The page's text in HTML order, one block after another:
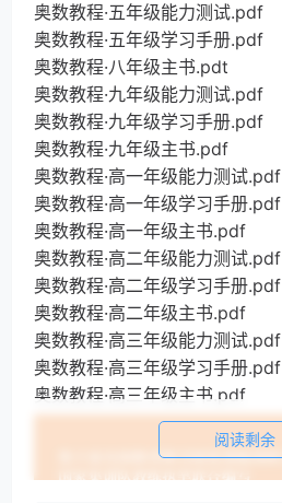
奥数教程·五年级能力测试.pdf
奥数教程·五年级学习手册.pdf
奥数教程·八年级主书.pdt
奥数教程·九年级能力测试.pdf
奥数教程·九年级学习手册.pdf
奥数教程·九年级主书.pdf
奥数教程·高一年级能力测试.pdf
奥数教程·高一年级学习手册.pdf
奥数教程·高一年级主书.pdf
奥数教程·高二年级能力测试.pdf
奥数教程·高二年级学习手册.pdf
奥数教程·高二年级主书.pdf
奥数教程·高三年级能力测试.pdf
奥数教程·高三年级学习手册.pdf
奥数教程·高三年级主书.pdf
阅读剩余